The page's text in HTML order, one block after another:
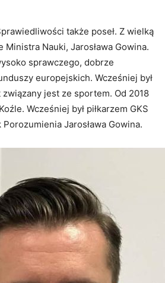
także poseł. Z wielką
Nauki, Jarosława Gowina.
sprawczego, dobrze
europejskich. Wcześniej był
związany jest ze sportem. Od 2018
Wcześniej był piłkarzem GKS
Jarosława Gowina.